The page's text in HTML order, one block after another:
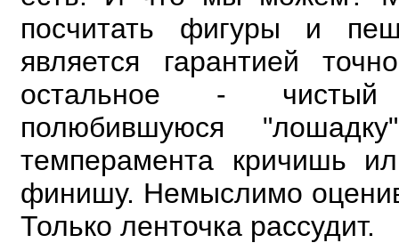
посчитать фигуры и
является гарантией
остальное - чистый
полюбившуюся
темперамента кричишь
финишу. Немыслимо
Только ленточка рассудит.